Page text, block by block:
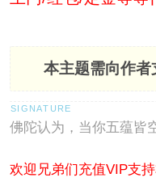
本主题需向作者
佛陀认为，当你五蕴皆
欢迎兄弟们充值VIP支